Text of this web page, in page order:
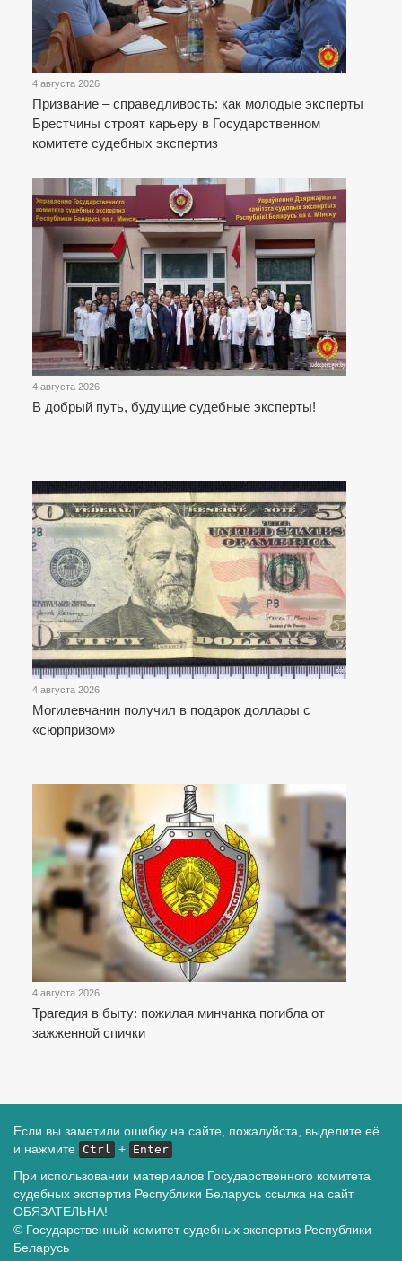
4 августа 2026
Призвание – справедливость: как молодые эксперты
Брестчины строят карьеру в Государственном
комитете судебных экспертиз
4 августа 2026
В добрый путь, будущие судебные эксперты!
4 августа 2026
Могилевчанин получил в подарок доллары с
«сюрпризом»
4 августа 2026
Трагедия в быту: пожилая минчанка погибла от
зажженной спички
Если вы заметили ошибку на сайте, пожалуйста, выделите её
и нажмите Ctrl + Enter
При использовании материалов Государственного комитета
судебных экспертиз Республики Беларусь ссылка на сайт
ОБЯЗАТЕЛЬНА!
© Государственный комитет судебных экспертиз Республики
Беларусь